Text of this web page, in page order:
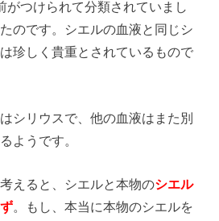
つけられて分類されていまし
のです。シエルの血液と同じシ
珍しく貴重とされているもので
シリウスで、他の血液はまた別
ようです。
えると、シエルと本物のシエル
。もし、本当に本物のシエルを